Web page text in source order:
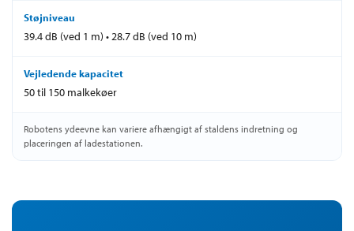
Støjniveau
39.4 dB (ved 1 m) • 28.7 dB (ved 10 m)
Vejledende kapacitet
50 til 150 malkekøer
Robotens ydeevne kan variere afhængigt af staldens indretning og
placeringen af ladestationen.